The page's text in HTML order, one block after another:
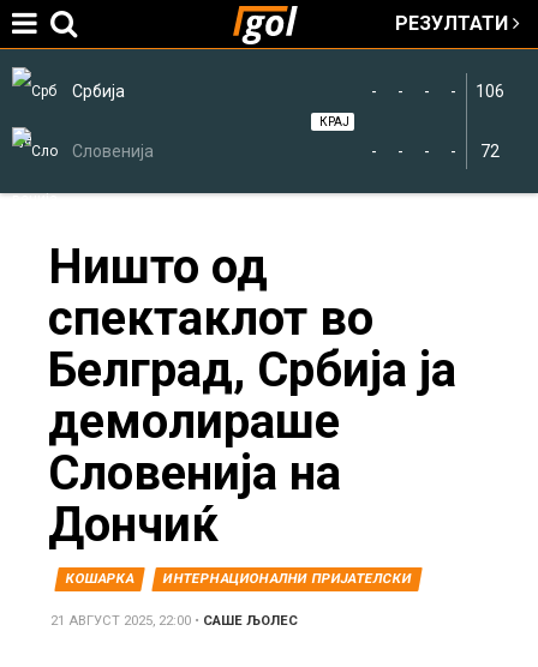
РЕЗУЛТАТИ
Србија
Словенија
106
72
-
-
-
-
-
-
-
-
КРАЈ
Ништо од
спектаклот во
Белград, Србија ја
демолираше
Словенија на
Дончиќ
КОШАРКА ИНТЕРНАЦИОНАЛНИ ПРИЈАТЕЛСКИ
21 АВГУСТ 2025, 22:00 • САШЕ ЉОЛЕС